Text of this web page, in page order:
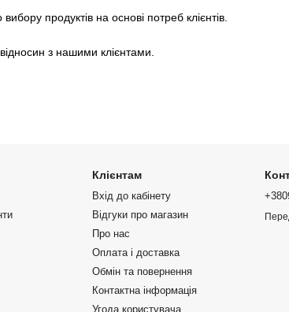
продуктів на основі потреб клієнтів.
з нашими клієнтами.
Клієнтам
Вхід до кабінету
Відгуки про магазин
Про нас
Оплата і доставка
Обмін та повернення
Контактна інформація
Угода користувача